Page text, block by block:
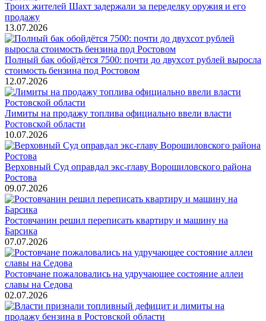
Троих жителей Шахт задержали за переделку оружия и его
продажу
13.07.2026
Полный бак обойдётся 7500: почти до двухсот рублей выросла
стоимость бензина под Ростовом
12.07.2026
Лимиты на продажу топлива официально ввели власти
Ростовской области
10.07.2026
Верховный Суд оправдал экс-главу Ворошиловского района
Ростова
09.07.2026
Ростовчанин решил переписать квартиру и машину на
Барсика
07.07.2026
Ростовчане пожаловались на удручающее состояние аллеи
славы на Седова
02.07.2026